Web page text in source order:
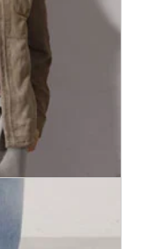
soha sem
lezser